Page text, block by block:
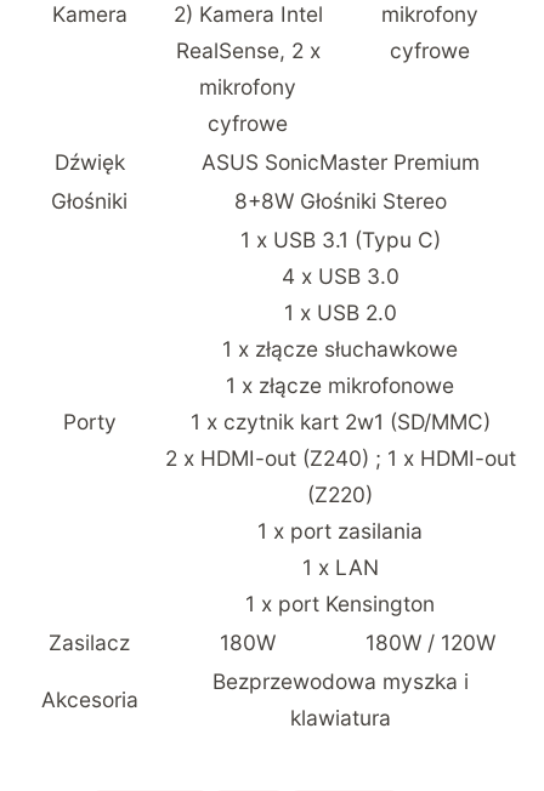
Kamera
2) Kamera Intel
RealSense, 2 x
mikrofony
cyfrowe
mikrofony
cyfrowe
Dźwięk
ASUS SonicMaster Premium
Głośniki
8+8W Głośniki Stereo
Porty
1 x USB 3.1 (Typu C)
4 x USB 3.0
1 x USB 2.0
1 x złącze słuchawkowe
1 x złącze mikrofonowe
1 x czytnik kart 2w1 (SD/MMC)
2 x HDMI-out (Z240) ; 1 x HDMI-out
(Z220)
1 x port zasilania
1 x LAN
1 x port Kensington
Zasilacz
180W 180W / 120W
Akcesoria
Bezprzewodowa myszka i
klawiatura